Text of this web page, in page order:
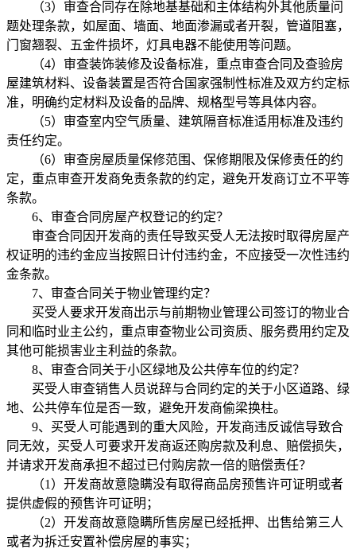
（3）审查合同存在除地基基础和主体结构外其他质量问
题处理条款，如屋面、墙面、地面渗漏或者开裂，管道阻塞，
门窗翘裂、五金件损坏，灯具电器不能使用等问题。
（4）审查装饰装修及设备标准，重点审查合同及查验房
屋建筑材料、设备装置是否符合国家强制性标准及双方约定标
准，明确约定材料及设备的品牌、规格型号等具体内容。
（5）审查室内空气质量、建筑隔音标准适用标准及违约
责任约定。
（6）审查房屋质量保修范围、保修期限及保修责任的约
定，重点审查开发商免责条款的约定，避免开发商订立不平等
条款。
6、审查合同房屋产权登记的约定？
审查合同因开发商的责任导致买受人无法按时取得房屋产
权证明的违约金应当按照日计付违约金，不应接受一次性违约
金条款。
7、审查合同关于物业管理约定？
买受人要求开发商出示与前期物业管理公司签订的物业合
同和临时业主公约，重点审查物业公司资质、服务费用约定及
其他可能损害业主利益的条款。
8、审查合同关于小区绿地及公共停车位的约定？
买受人审查销售人员说辞与合同约定的关于小区道路、绿
地、公共停车位是否一致，避免开发商偷梁换柱。
9、买受人可能遇到的重大风险，开发商违反诚信导致合
同无效，买受人可要求开发商返还购房款及利息、赔偿损失，
并请求开发商承担不超过已付购房款一倍的赔偿责任？
（1）开发商故意隐瞒没有取得商品房预售许可证明或者
提供虚假的预售许可证明；
（2）开发商故意隐瞒所售房屋已经抵押、出售给第三人
或者为拆迁安置补偿房屋的事实；